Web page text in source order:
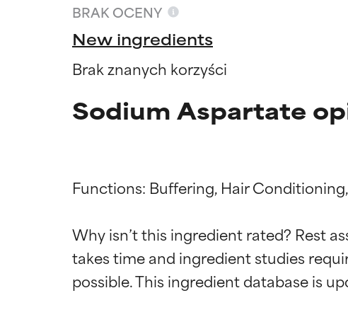
BRAK OCENY
New ingredients
Brak znanych korzyści
Sodium Aspartate
Functions: Buffering, Hair
Why isn’t this ingredient rated? Rest
takes time and ingredient studies
Oceny
BEST
Oceny
BEST